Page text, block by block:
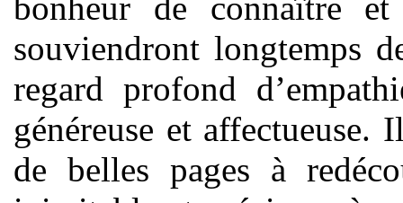
bonheur de connaître
souviendront longtemps
regard profond
généreuse et
de belles pages à